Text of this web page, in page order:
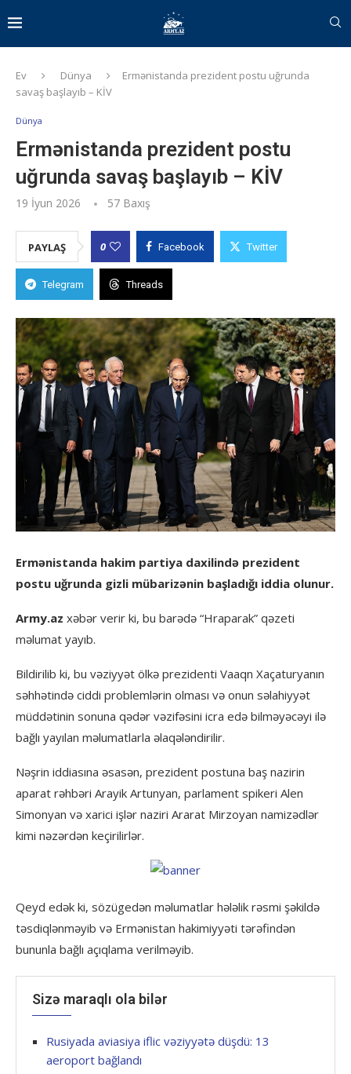
Ev Dünya
Ermənistanda prezident postu uğrunda
savaş başlayıb – KİV
Dünya
Ermənistanda prezident postu
uğrunda savaş başlayıb – KİV
19 İyun 2026 57 Baxış
PAYLAŞ 0 Facebook Twitter
Telegram Threads
Ermənistanda hakim partiya daxilində prezident
postu uğrunda gizli mübarizənin başladığı iddia olunur.
Army.az xəbər verir ki, bu barədə “Hraparak” qəzeti
məlumat yayıb.
Bildirilib ki, bu vəziyyət ölkə prezidenti Vaaqn Xaçaturyanın
səhhətində ciddi problemlərin olması və onun səlahiyyət
müddətinin sonuna qədər vəzifəsini icra edə bilməyəcəyi ilə
bağlı yayılan məlumatlarla əlaqələndirilir.
Nəşrin iddiasına əsasən, prezident postuna baş nazirin
aparat rəhbəri Arayik Artunyan, parlament spikeri Alen
Simonyan və xarici işlər naziri Ararat Mirzoyan namizədlər
kimi nəzərdən keçirilirlər.
Qeyd edək ki, sözügedən məlumatlar hələlik rəsmi şəkildə
təsdiqlənməyib və Ermənistan hakimiyyəti tərəfindən
bununla bağlı açıqlama verilməyib.
Sizə maraqlı ola bilər
Rusiyada aviasiya iflic vəziyyətə düşdü: 13
aeroport bağlandı